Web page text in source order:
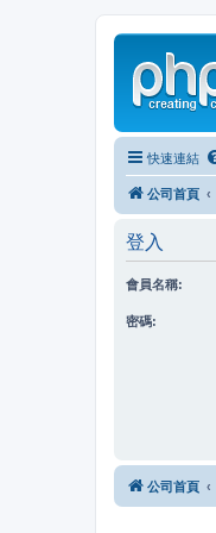
快速連結
公司首頁
登入
會員名稱:
密碼:
公司首頁